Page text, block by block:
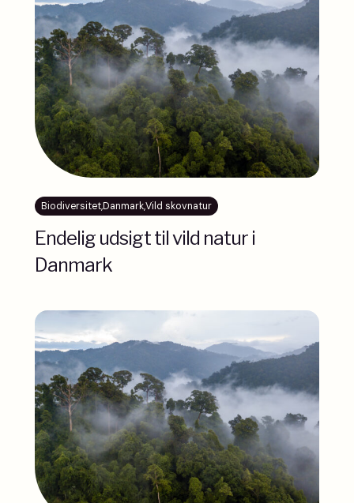
Biodiversitet,Danmark,Vild skovnatur
Endelig udsigt til vild natur i
Danmark